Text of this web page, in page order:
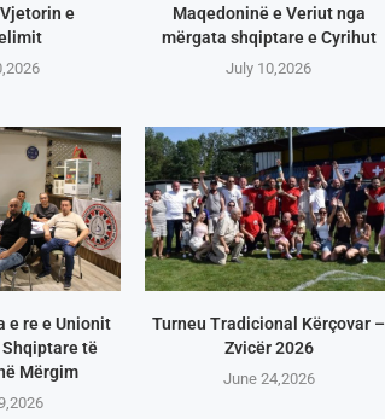
e
Maqedoninë e Veriut nga
mërgata shqiptare e Cyrihut
July 10,2026
e re e Unionit
të
Mërgim
Turneu Tradicional Kërçovar –
Zvicër 2026
June 24,2026